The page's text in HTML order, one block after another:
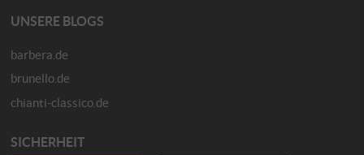
UNSERE BLOGS
barbera.de
brunello.de
chianti-classico.de
SICHERHEIT